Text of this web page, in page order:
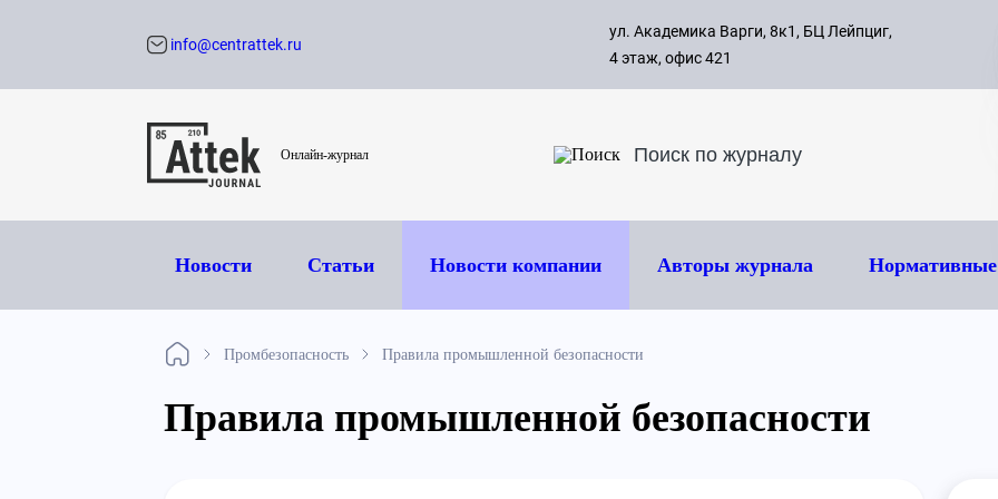
с 09:00
8 495
info@centrattek.ru
ул. Академика Варги, 8к1, БЦ Лейпциг,
4 этаж, офис 421
Онлайн-журнал
Новости Статьи Новости компании Авторы журнала
Промбезопасность Правила промышленной безопасности
Правила промышленной безопасности